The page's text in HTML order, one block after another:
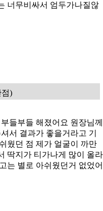
너무비싸서 엄두가나질않
점)
들부들 해졌어요 원장님께
서 결과가 좋을거라고 기
웠던 점 제가 얼굴이 까만
딱지가 티가나게 많이 올라
는 별로 아쉬웠던거 없었어